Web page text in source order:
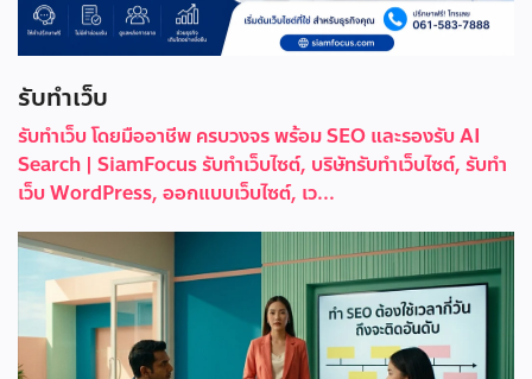
รับทำเว็บ
รับทำเว็บ โดยมืออาชีพ ครบวงจร พร้อม SEO และรองรับ AI
Search | SiamFocus รับทำเว็บไซต์, บริษัทรับทำเว็บไซต์, รับทำ
เว็บ WordPress, ออกแบบเว็บไซต์, เว...